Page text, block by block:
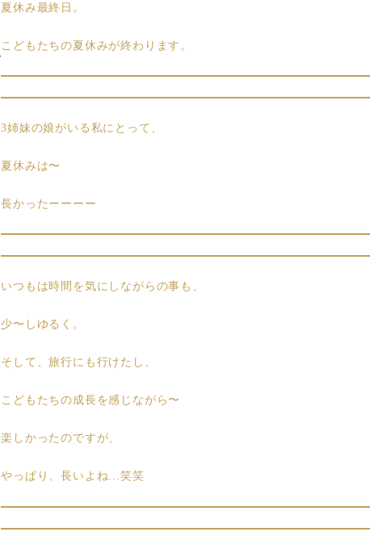
夏休み最終日。
こどもたちの夏休みが終わります。
3姉妹の娘がいる私にとって、
夏休みは〜
長かったーーーー
いつもは時間を気にしながらの事も、
少〜しゆるく。
そして、旅行にも行けたし、
こどもたちの成長を感じながら〜
楽しかったのですが、
やっぱり、長いよね…笑笑